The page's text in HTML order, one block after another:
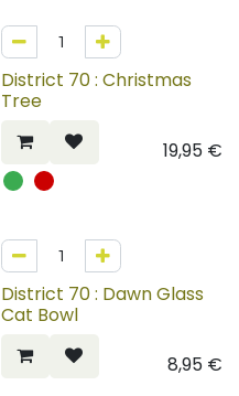
District 70 : Christmas
Tree
19,95€
District 70 : Dawn Glass
Cat Bowl
8,95€